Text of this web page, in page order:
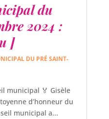
du
2024 :
]
DU PRÉ SAINT-
municipal 🏅 Gisèle
d’honneur du
municipal a...